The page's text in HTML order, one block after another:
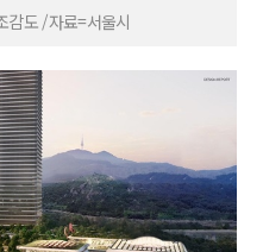
감도 /자료=서울시